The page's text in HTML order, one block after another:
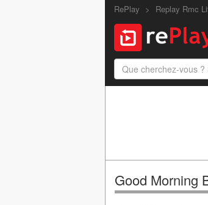
RePlay Replay Rmc
Good Morning